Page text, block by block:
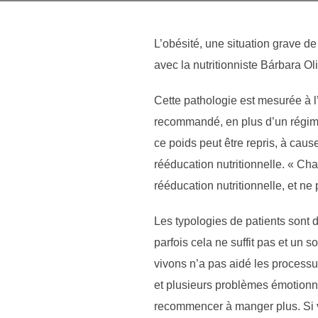
L’obésité, une situation grave
avec la nutritionniste Bárbara
Cette pathologie est mesurée à
recommandé, en plus d’un
ce poids peut être repris, à
rééducation nutritionnelle. «
rééducation nutritionnelle, et ne
Les typologies de patients sont
parfois cela ne suffit pas et un
vivons n’a pas aidé les
et plusieurs problèmes
recommencer à manger plus.